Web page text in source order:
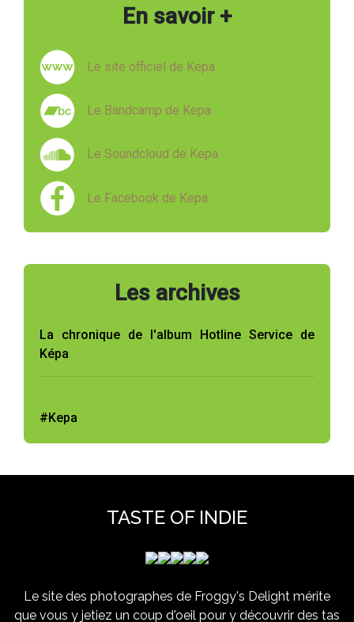
En savoir +
Le site officiel de Kepa
Le Bandcamp de Kepa
Le Soundcloud de Kepa
Le Facebook de Kepa
Les archives
La chronique de l'album Hotline Service de
Képa
#Kepa
TASTE OF INDIE
Le site des photographes de Froggy's Delight mérite
que vous y jetiez un coup d'oeil pour y découvrir des tas